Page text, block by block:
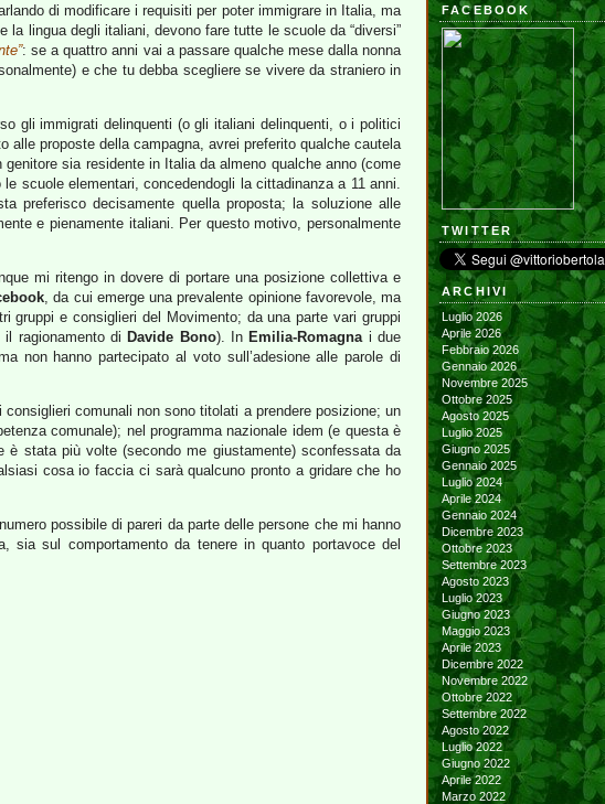
di modificare i requisiti per poter immigrare in Italia, ma
lingua degli italiani, devono fare tutte le scuole da “diversi”
: se a quattro anni vai a passare qualche mese dalla nonna
e che tu debba scegliere se vivere da straniero in
gli immigrati delinquenti (o gli italiani delinquenti, o i politici
alle proposte della campagna, avrei preferito qualche cautela
sia residente in Italia da almeno qualche anno (come
scuole elementari, concedendogli la cittadinanza a 11 anni.
preferisco decisamente quella proposta; la soluzione alle
e pienamente italiani. Per questo motivo, personalmente
mi ritengo in dovere di portare una posizione collettiva e
, da cui emerge una prevalente opinione favorevole, ma
gruppi e consiglieri del Movimento; da una parte vari gruppi
il ragionamento di Davide Bono). In Emilia-Romagnai due
non hanno partecipato al voto sull’adesione alle parole di
comunali non sono titolati a prendere posizione; un
comunale); nel programma nazionale idem (e questa è
è stata più volte (secondo me giustamente) sconfessata da
cosa io faccia ci sarà qualcuno pronto a gridare che ho
possibile di pareri da parte delle persone che mi hanno
sul comportamento da tenere in quanto portavoce del
FACEBOOK
TWITTER
ARCHIVI
Luglio 2026
Aprile 2026
Febbraio 2026
Gennaio 2026
Novembre 2025
Ottobre 2025
Agosto 2025
Luglio 2025
Giugno 2025
Gennaio 2025
Luglio 2024
Aprile 2024
Gennaio 2024
Dicembre 2023
Ottobre 2023
Settembre 2023
Agosto 2023
Luglio 2023
Giugno 2023
Maggio 2023
Aprile 2023
Dicembre 2022
Novembre 2022
Ottobre 2022
Settembre 2022
Agosto 2022
Luglio 2022
Giugno 2022
Aprile 2022
Marzo 2022